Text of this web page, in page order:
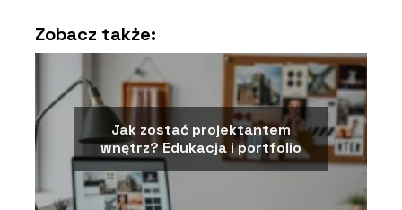
Zobacz także:
Jak zostać projektantem
wnętrz? Edukacja i portfolio